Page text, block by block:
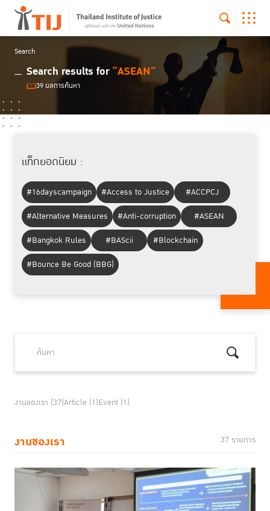
Search
Search results for“ASEAN”
39 ผลการค้นหา
แท็กยอดนิยม :
#16dayscampaign #Access to Justice
#ACCPCJ
#Alternative Measures
#Anti-corruption
#ASEAN
#Bangkok Rules
#BAScii
#Blockchain
#Bounce Be Good (BBG)
งานของเรา (37)Article (1)Event (1)
งานของเรา 37 รายการ